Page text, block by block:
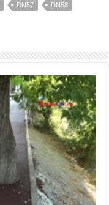
DN57
DN58